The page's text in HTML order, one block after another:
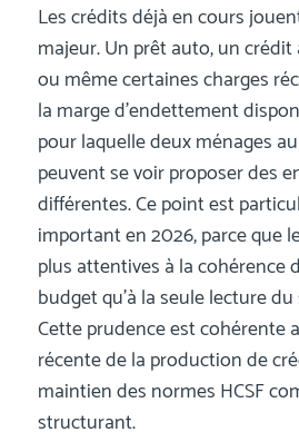
Les crédits déjà en cours
majeur. Un prêt auto, un
ou même certaines charges
la marge d’endettement
pour laquelle deux ménages
peuvent se voir proposer des
différentes. Ce point est
important en 2026, parce que
plus attentives à la cohérence
budget qu’à la seule lecture
Cette prudence est cohérente
récente de la production de
maintien des normes HCSF
structurant.